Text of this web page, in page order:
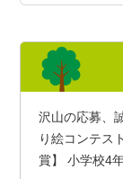
沢山の応募、
り絵コンテス
賞】 小学校4